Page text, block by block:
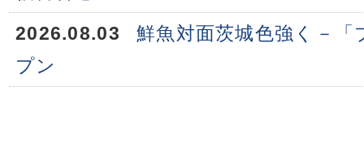
2026.08.03
鮮魚対面茨城色強く－
プン